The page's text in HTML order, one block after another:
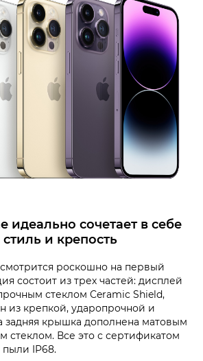
идеально сочетает в себе
стиль и крепость
смотрится роскошно на первый
состоит из трех частей: дисплей
стеклом Ceramic Shield,
из крепкой, ударопрочной и
задняя крышка дополнена матовым
стеклом. Все это с сертификатом
IP68.